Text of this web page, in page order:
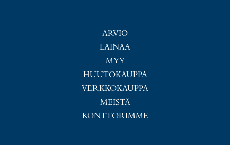
ARVIO
LAINAA
MYY
HUUTOKAUPPA
VERKKOKAUPPA
MEISTÄ
KONTTORIMME